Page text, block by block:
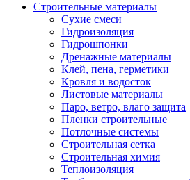
Строительные материалы
Сухие смеси
Гидроизоляция
Гидрошпонки
Дренажные материалы
Клей, пена, герметики
Кровля и водосток
Листовые материалы
Паро, ветро, влаго защита
Пленки строительные
Потлочные системы
Строительная сетка
Строительная химия
Теплоизоляция